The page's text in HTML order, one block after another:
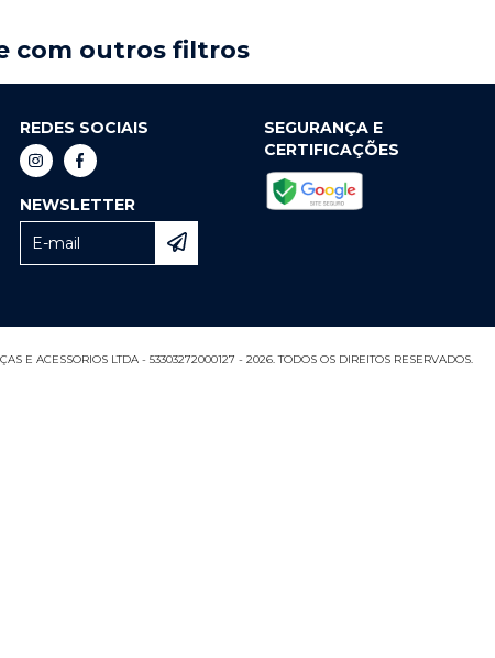
com outros filtros
REDES SOCIAIS
NEWSLETTER
SEGURANÇA E
CERTIFICAÇÕES
E ACESSORIOS LTDA - 53303272000127 - 2026. TODOS OS DIREITOS RESERVADOS.